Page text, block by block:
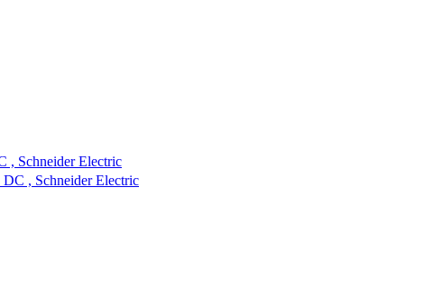
, Schneider Electric